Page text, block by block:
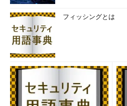
フィッシングとは